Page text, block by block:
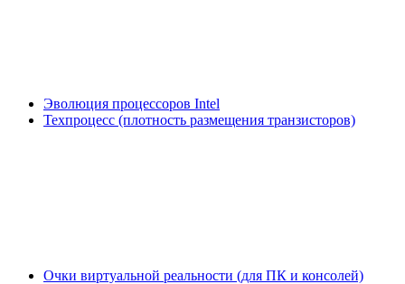
Эволюция процессоров Intel
Техпроцесс (плотность размещения транзисторов)
Очки виртуальной реальности (для ПК и консолей)